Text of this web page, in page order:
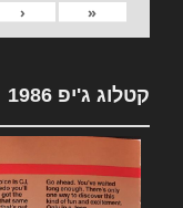
«
‹
קטלוג ג'יפ 1986